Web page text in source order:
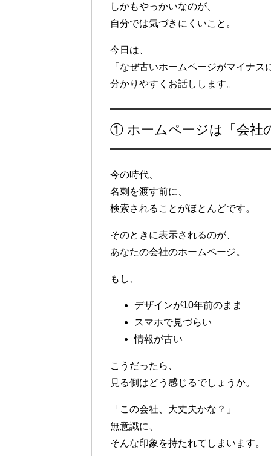
しかもやっかいなのが、
自分では気づきにくいこと。
今日は、
「なぜ古いホームページがマイナス
分かりやすくお話しします。
① ホームページは「会社
今の時代、
名刺を渡す前に、
検索されることがほとんどです。
そのときに表示されるのが、
あなたの会社のホームページ。
もし、
デザインが10年前のまま
スマホで見づらい
情報が古い
こうだったら、
見る側はどう感じるでしょうか。
「この会社、大丈夫かな？」
無意識に、
そんな印象を持たれてしまいます。